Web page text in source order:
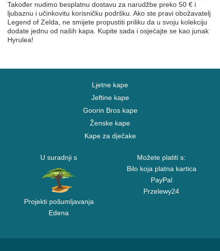
Također nudimo besplatnu dostavu za narudžbe preko 50 € i
ljubaznu i učinkovitu korisničku podršku. Ako ste pravi obožavatelj
Legend of Zelda, ne smijete propustiti priliku da u svoju kolekciju
dodate jednu od naših kapa. Kupite sada i osjećajte se kao junak
Hyrulea!
Ljetne kape
Jeftine kape
Goorin Bros kape
Ženske kape
Kape za dječake
U suradnji s
Projekti pošumljavanja
Edena
Možete platiti s:
Bilo koja platna kartica
PayPal
Przelewy24